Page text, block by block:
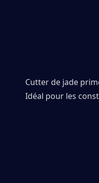
Cutter de jade
Idéal pour les